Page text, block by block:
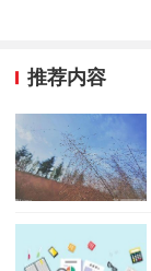
推荐内容